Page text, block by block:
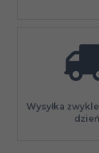
Wysyłka
dzień